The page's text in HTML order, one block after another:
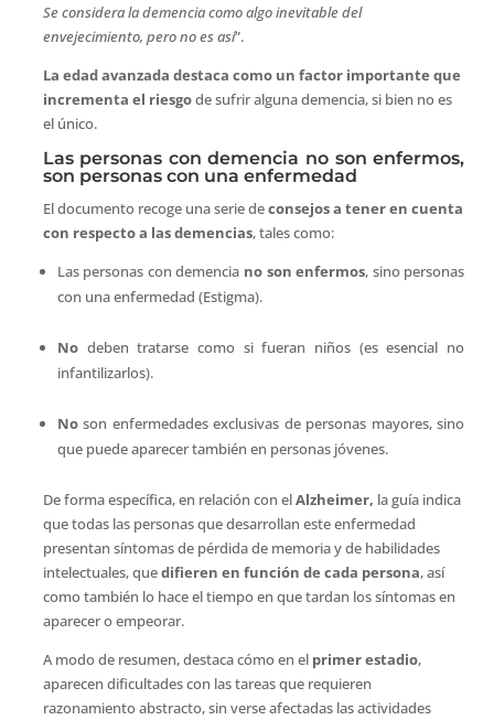
Se considera la demencia como algo inevitable del
envejecimiento, pero no es así”.
La edad avanzada destaca como un factor importante que
incrementa el riesgode sufrir alguna demencia, si bien no es
el único.
Las personas con demencia no son enfermos,
son personas con una enfermedad
El documento recoge una serie deconsejos a tener en cuenta
con respecto a las demencias, tales como:
Las personas con demencia no son enfermos, sino personas
con una enfermedad (Estigma).
Nodeben tratarse como si fueran niños (es esencial no
infantilizarlos).
Noson enfermedades exclusivas de personas mayores, sino
que puede aparecer también en personas jóvenes.
De forma específica, en relación con elAlzheimer, la guía indica
que todas las personas que desarrollan este enfermedad
presentan síntomas de pérdida de memoria y de habilidades
intelectuales, quedifieren en función de cada persona, así
como también lo hace el tiempo en que tardan los síntomas en
aparecer o empeorar.
A modo de resumen, destaca cómo en el primer estadio,
aparecen dificultades con las tareas que requieren
razonamiento abstracto, sin verse afectadas las actividades